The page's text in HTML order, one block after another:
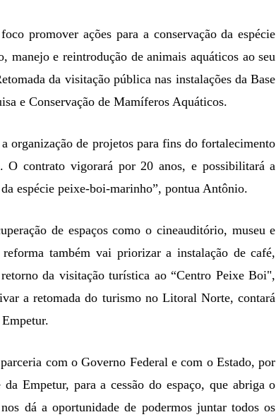
promover ações para a conservação da espécie
manejo e reintrodução de animais aquáticos ao seu
da visitação pública nas instalações da Base
e Conservação de Mamíferos Aquáticos.
organização de projetos para fins do fortalecimento
contrato vigorará por 20 anos, e possibilitará a
espécie peixe-boi-marinho”, pontua Antônio.
de espaços como o cineauditório, museu e
também vai priorizar a instalação de café,
da visitação turística ao “Centro Peixe Boi",
a retomada do turismo no Litoral Norte, contará
com o Governo Federal e com o Estado, por
Empetur, para a cessão do espaço, que abriga o
dá a oportunidade de podermos juntar todos os